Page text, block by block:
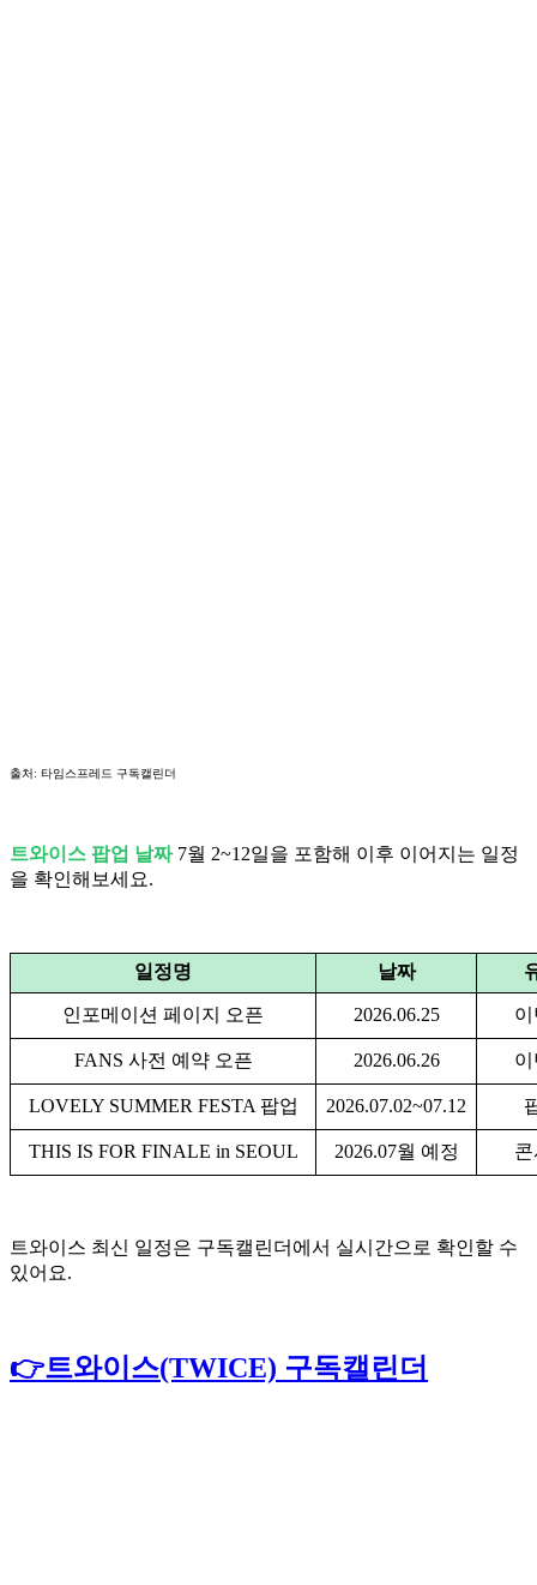
출처: 타임스프레드 구독캘린더
트와이스 팝업 날짜7월 2~12일을 포함해 이후 이어지는 일정
을 확인해보세요.
일정명 날짜
인포메이션 페이지 오픈 2026.06.25
FANS 사전 예약 오픈 2026.06.26
LOVELY SUMMER FESTA 팝업 2026.07.02~07.12
THIS IS FOR FINALE in SEOUL 2026.07월 예정
트와이스 최신 일정은 구독캘린더에서 실시간으로 확인할 수
있어요.
👉트와이스(TWICE) 구독캘린더